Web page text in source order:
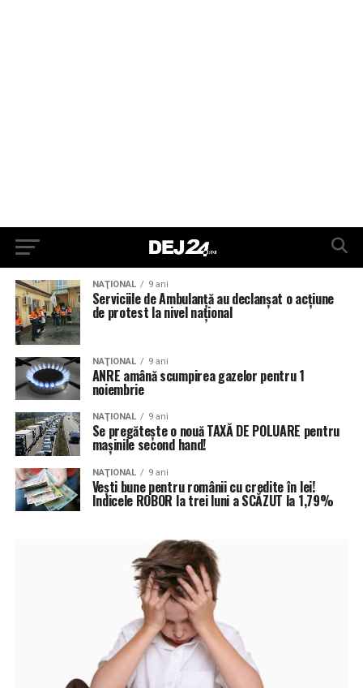
NAŢIONAL 9 ani
Serviciile de Ambulanţă au declanşat o acţiune
de protest la nivel naţional
NAŢIONAL 9 ani
ANRE amână scumpirea gazelor pentru 1
noiembrie
NAŢIONAL 9 ani
Se pregătește o nouă TAXĂ DE POLUARE pentru
maşinile second hand!
NAŢIONAL 9 ani
Vești bune pentru românii cu credite în lei!
Indicele ROBOR la trei luni a SCĂZUT la 1,79%